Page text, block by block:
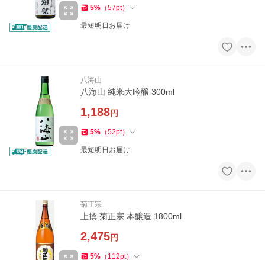
5% （57pt）
最短明日お届け
八海山
八海山 純米大吟醸 300ml
1,188円
5% （52pt）
最短明日お届け
菊正宗
上撰 菊正宗 本醸造 1800ml
2,475円
5% （ 112pt）